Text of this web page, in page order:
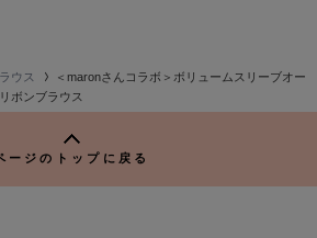
ウス
＜maronさんコラボ＞ボリュームスリーブオー
ボンブラウス
ージのトップに戻る